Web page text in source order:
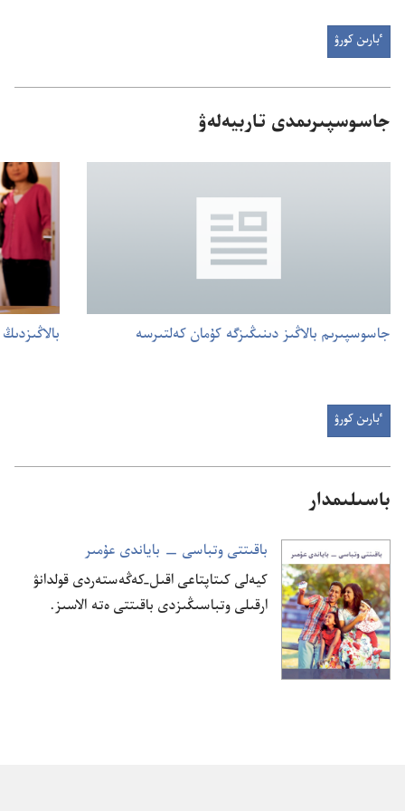
ٴبارىن كورۋ
جاسوسپىرىمدى تاربيە‌لە‌ۋ
جاسوسپىرىم بالاڭىز دىنىڭىزگە كۇ‌مان كە‌لتىرسە
ٴبارىن كورۋ
باسىلىمدار
باقىتتى وتباسى —‏ باياندى عۇ‌مىر
كيە‌لى كىتاپتاعى اقىل-‏كە‌ڭە‌ستە‌ردى قولدانۋ
ارقىلى وتباسىڭىزدى باقىتتى ە‌تە الاسىز.‏